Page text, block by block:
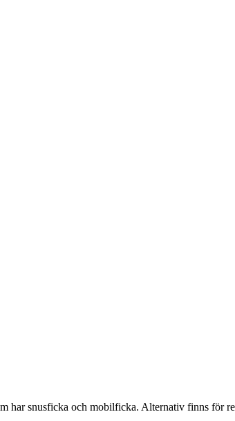
har snusficka och mobilficka. Alternativ finns för